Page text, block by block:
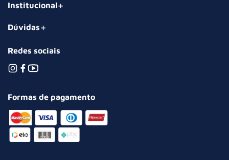
Institucional
Dúvidas
Redes sociais
Formas de pagamento